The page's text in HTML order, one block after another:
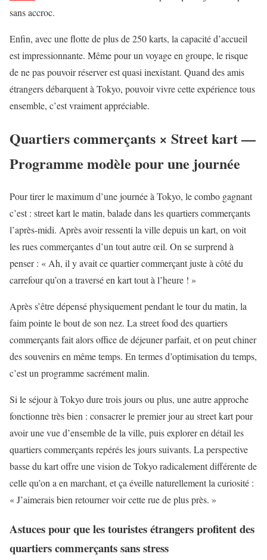
sans accroc.
Enfin, avec une flotte de plus de 250 karts, la capacité d’accueil
est impressionnante. Même pour un voyage en groupe, le risque
de ne pas pouvoir réserver est quasi inexistant. Quand des amis
étrangers débarquent à Tokyo, pouvoir vivre cette expérience tous
ensemble, c’est vraiment appréciable.
Quartiers commerçants × Street kart —
Programme modèle pour une journée
Pour tirer le maximum d’une journée à Tokyo, le combo gagnant
c’est : street kart le matin, balade dans les quartiers commerçants
l’après-midi. Après avoir ressenti la ville depuis un kart, on voit
les rues commerçantes d’un tout autre œil. On se surprend à
penser : « Ah, il y avait ce quartier commerçant juste à côté du
carrefour qu’on a traversé en kart tout à l’heure ! »
Après s’être dépensé physiquement pendant le tour du matin, la
faim pointe le bout de son nez. La street food des quartiers
commerçants fait alors office de déjeuner parfait, et on peut chiner
des souvenirs en même temps. En termes d’optimisation du temps,
c’est un programme sacrément malin.
Si le séjour à Tokyo dure trois jours ou plus, une autre approche
fonctionne très bien : consacrer le premier jour au street kart pour
avoir une vue d’ensemble de la ville, puis explorer en détail les
quartiers commerçants repérés les jours suivants. La perspective
basse du kart offre une vision de Tokyo radicalement différente de
celle qu’on a en marchant, et ça éveille naturellement la curiosité :
« J’aimerais bien retourner voir cette rue de plus près. »
Astuces pour que les touristes étrangers profitent des
quartiers commerçants sans stress